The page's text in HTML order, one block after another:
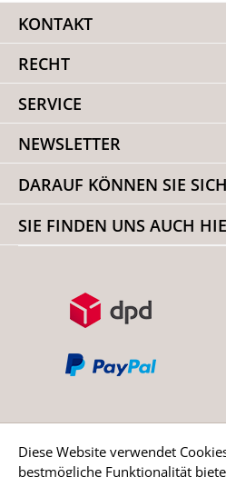
KONTAKT
RECHT
SERVICE
NEWSLETTER
DARAUF KÖNNEN SIE
SIE FINDEN UNS AUCH
Bestellung
Diese Website verwendet
bestmögliche Funktionalität